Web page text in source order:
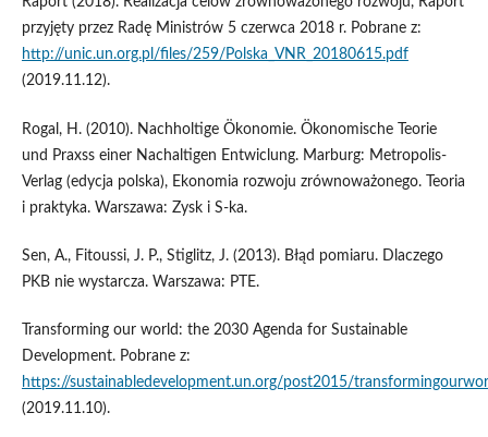
przyjęty przez Radę Ministrów 5 czerwca 2018 r. Pobrane z:
http://unic.un.org.pl/files/259/Polska_VNR_20180615.pdf
(2019.11.12).
Rogal, H. (2010). Nachholtige Ökonomie. Ökonomische Teorie
und Praxss einer Nachaltigen Entwiclung. Marburg: Metropolis-
Verlag (edycja polska), Ekonomia rozwoju zrównoważonego. Teoria
i praktyka. Warszawa: Zysk i S-ka.
Sen, A., Fitoussi, J. P., Stiglitz, J. (2013). Błąd pomiaru. Dlaczego
PKB nie wystarcza. Warszawa: PTE.
Transforming our world: the 2030 Agenda for Sustainable
Development. Pobrane z:
https://sustainabledevelopment.un.org/post2015/
(2019.11.10).